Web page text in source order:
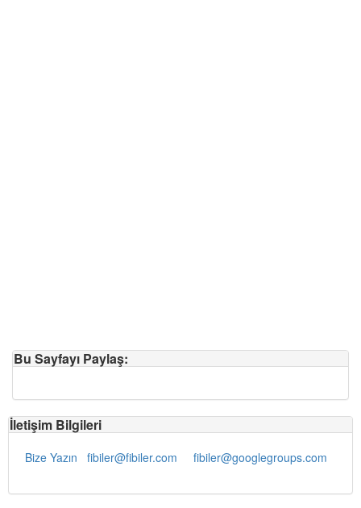
Bu Sayfayı Paylaş:
İletişim Bilgileri
Bize Yazın fibiler@fibiler.com fibiler@googlegroups.com